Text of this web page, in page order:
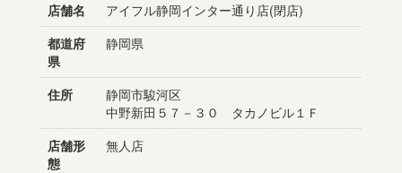
店舗名
アイフル静岡インター通り店(閉店)
都道府
県
静岡県
住所
静岡市駿河区
中野新田５７－３０ タカノビル１Ｆ
店舗形
態
無人店